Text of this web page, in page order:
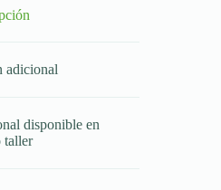
adicional
disponible en
taller